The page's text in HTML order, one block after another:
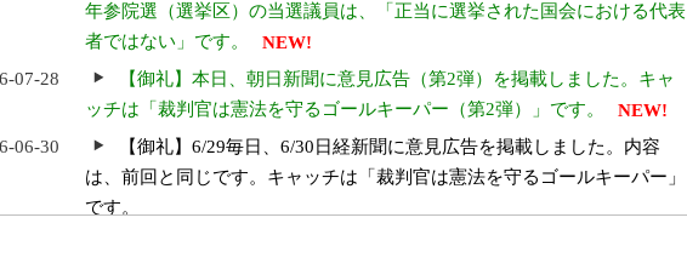
年参院選（選挙区）の当選議員は、「正当に選挙された国会における代表
者ではない」です。
NEW!
07-28
【御礼】本日、朝日新聞に意見広告（第2弾）を掲載しました。キャ
ッチは「裁判官は憲法を守るゴールキーパー（第2弾）」です。
NEW!
06-30
【御礼】6/29毎日、6/30日経新聞に意見広告を掲載しました。内容
は、前回と同じです。キャッチは「裁判官は憲法を守るゴールキーパー」
です。